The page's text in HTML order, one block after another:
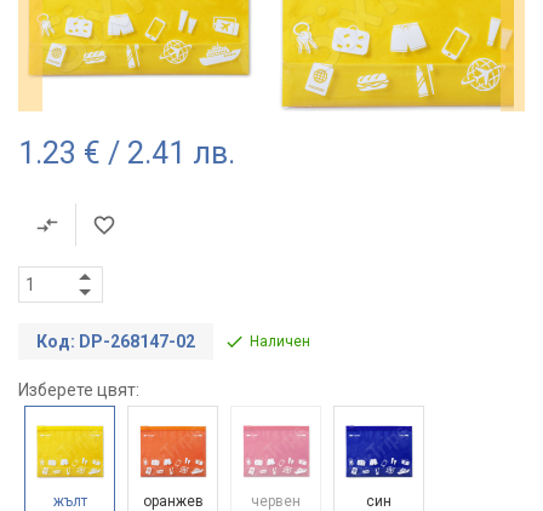
1.23 € / 2.41 лв.
Код: DP-268147-02 Наличен
Изберете цвят:
жълт оранжев червен син